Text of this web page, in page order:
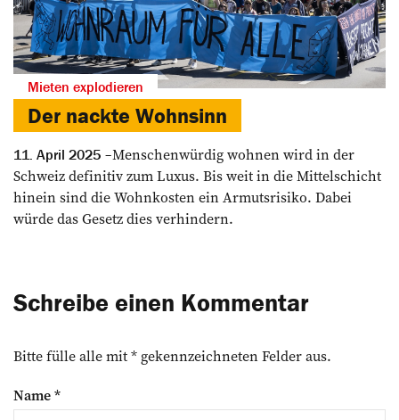
Mieten explodieren
Der nackte Wohnsinn
11. April 2025
Menschenwürdig wohnen wird in der
Schweiz definitiv zum Luxus. Bis weit in die Mittelschicht
hinein sind die Wohnkosten ein Armutsrisiko. Dabei
würde das Gesetz dies verhindern.
Schreibe einen Kommentar
Bitte fülle alle mit * gekennzeichneten Felder aus.
Name*